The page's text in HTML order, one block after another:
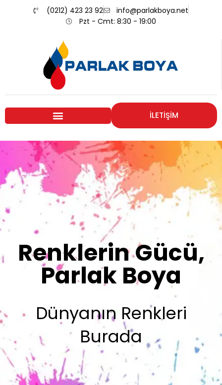
(0212) 423 23 92
info@parlakboya.net
Pzt - Cmt: 8:30 - 19:00
İLETİŞİM
Renklerimiz
Sizin İmzanız
Olsun